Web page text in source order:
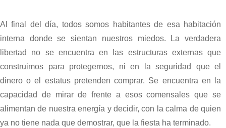
Al final del día, todos somos habitantes de esa habitación
interna donde se sientan nuestros miedos. La verdadera
libertad no se encuentra en las estructuras externas que
construimos para protegernos, ni en la seguridad que el
dinero o el estatus pretenden comprar. Se encuentra en la
capacidad de mirar de frente a esos comensales que se
alimentan de nuestra energía y decidir, con la calma de quien
ya no tiene nada que demostrar, que la fiesta ha terminado.